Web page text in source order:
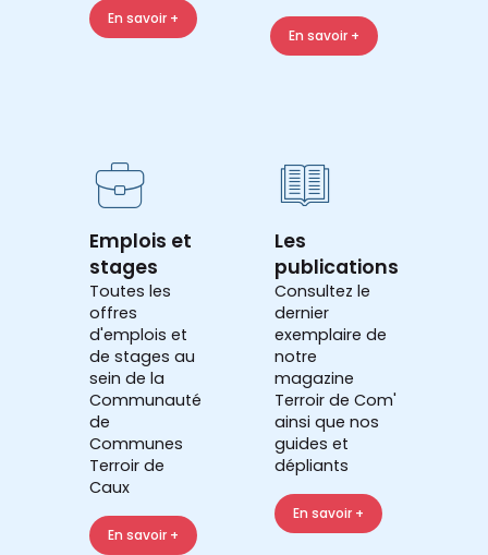
En savoir +
En savoir +
Emplois et
stages
Toutes les
offres
d'emplois et
de stages au
sein de la
Communauté
de
Communes
Terroir de
Caux
En savoir +
Les
publications
Consultez le
dernier
exemplaire de
notre
magazine
Terroir de Com'
ainsi que nos
guides et
dépliants
En savoir +